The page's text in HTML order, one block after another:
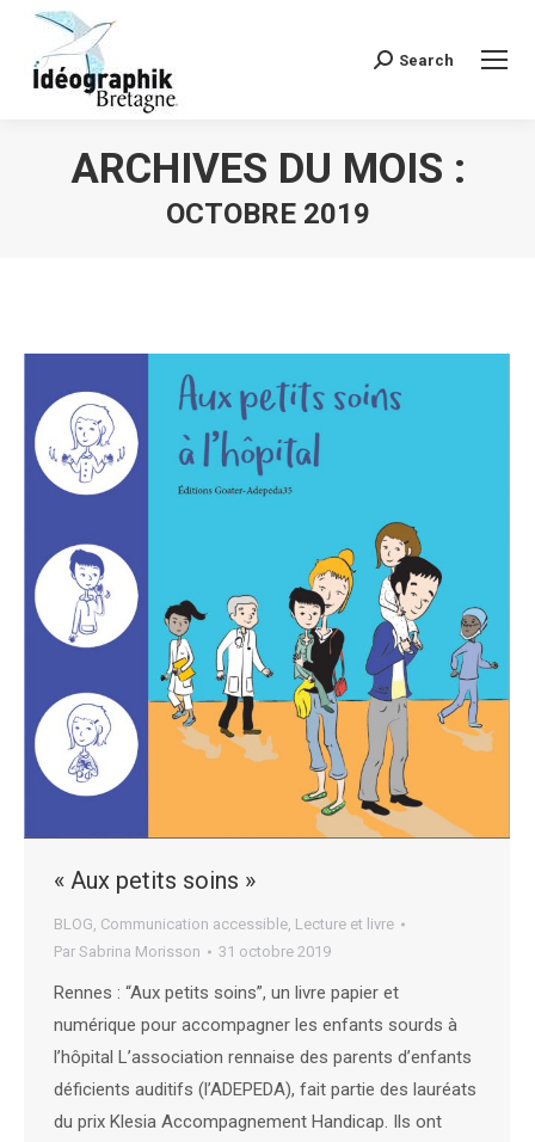
Recherche
Search
ARCHIVES DU MOIS :
OCTOBRE 2019
« Aux petits soins »
BLOG, Communication accessible, Lecture et livre
Par Sabrina Morisson 31 octobre 2019
Rennes : “Aux petits soins”, un livre papier et
numérique pour accompagner les enfants sourds à
l’hôpital L’association rennaise des parents d’enfants
déficients auditifs (l’ADEPEDA), fait partie des lauréats
du prix Klesia Accompagnement Handicap. Ils ont